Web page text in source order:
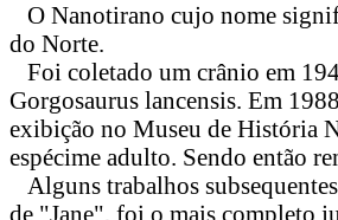
O Nanotirano cujo nome
do Norte.
Foi coletado um crânio em
Gorgosaurus lancensis. Em
exibição no Museu de História
espécime adulto. Sendo então
Alguns trabalhos
de "Jane", foi o mais completo